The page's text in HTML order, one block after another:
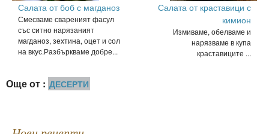
Салата от боб с магданоз
Смесваме свареният фасул
със ситно нарязаният
магданоз, зехтина, оцет и сол
на вкус.Разбъркваме добре...
Салата от краставици с
кимион
Измиваме, обелваме и
нарязваме в купа
краставиците ...
Още от : ДЕСЕРТИ